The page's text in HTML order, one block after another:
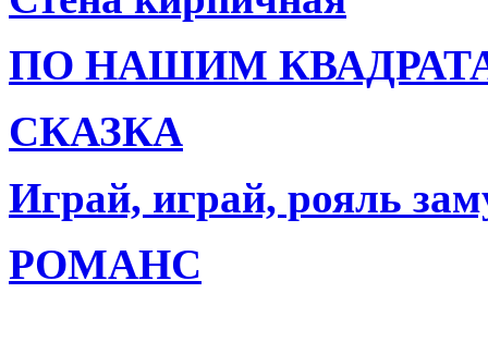
ПО НАШИМ
СКАЗКА
Играй, играй, рояль
РОМАНС